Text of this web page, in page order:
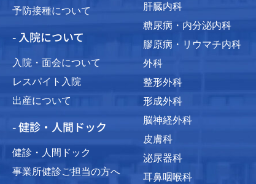
予防接種について
- 入院について
入院・面会について
レスパイト入院
出産について
- 健診・人間ドック
健診・人間ドック
事業所健診ご担当の方へ
肝臓内科
糖尿病・内分泌内科
膠原病・リウマチ内科
外科
整形外科
形成外科
脳神経外科
皮膚科
泌尿器科
耳鼻咽喉科